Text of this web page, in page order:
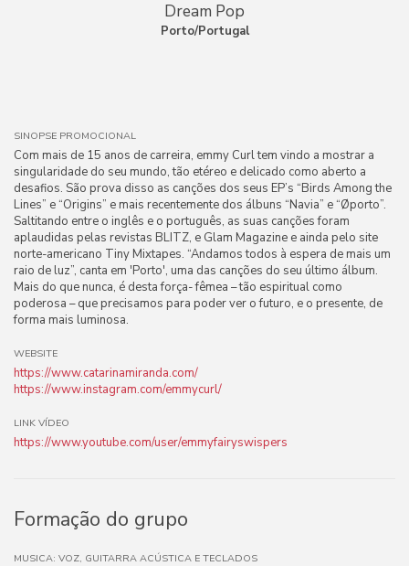
Dream Pop
Porto/Portugal
SINOPSE PROMOCIONAL
Com mais de 15 anos de carreira, emmy Curl tem vindo a mostrar a
singularidade do seu mundo, tão etéreo e delicado como aberto a
desafios. São prova disso as canções dos seus EP’s “Birds Among the
Lines” e “Origins” e mais recentemente dos álbuns “Navia” e “Øporto”.
Saltitando entre o inglês e o português, as suas canções foram
aplaudidas pelas revistas BLITZ, e Glam Magazine e ainda pelo site
norte-americano Tiny Mixtapes. “Andamos todos à espera de mais um
raio de luz”, canta em 'Porto', uma das canções do seu último álbum.
Mais do que nunca, é desta força- fêmea – tão espiritual como
poderosa – que precisamos para poder ver o futuro, e o presente, de
forma mais luminosa.
WEBSITE
https://www.catarinamiranda.com/
https://www.instagram.com/emmycurl/
LINK VÍDEO
https://www.youtube.com/user/emmyfairyswispers
Formação do grupo
MUSICA: VOZ, GUITARRA ACÚSTICA E TECLADOS